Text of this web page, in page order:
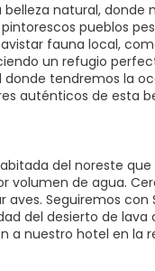
natural, donde
pueblos
fauna local,
un refugio
tendremos la
auténticos de esta
del noreste
volumen de agua.
aves. Seguiremos
del desierto de lava
a nuestro hotel en la